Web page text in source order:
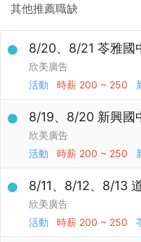
其他推薦職缺
8/20、8/21 苓雅國
欣美廣告
活動
時薪 200 ~ 250
8/19、8/20 新興國
欣美廣告
活動
時薪 200 ~ 250
8/11、8/12、8/13
欣美廣告
活動
時薪 200 ~ 250